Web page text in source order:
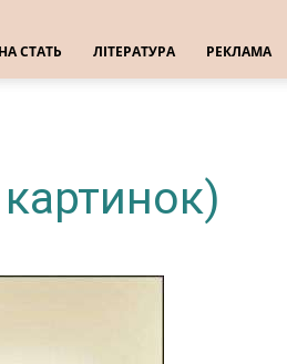
СТАТЬ ЛІТЕРАТУРА РЕКЛАМА